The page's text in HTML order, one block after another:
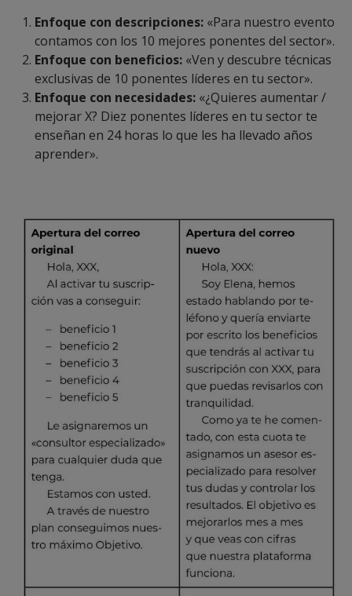
Enfoque con descripciones: «Para nuestro evento
contamos con los 10 mejores ponentes del sector».
Enfoque con beneficios: «Ven y descubre técnicas
exclusivas de 10 ponentes líderes en tu sector».
Enfoque con necesidades: «¿Quieres aumentar /
mejorar X? Diez ponentes líderes en tu sector te
enseñan en 24 horas lo que les ha llevado años
aprender».